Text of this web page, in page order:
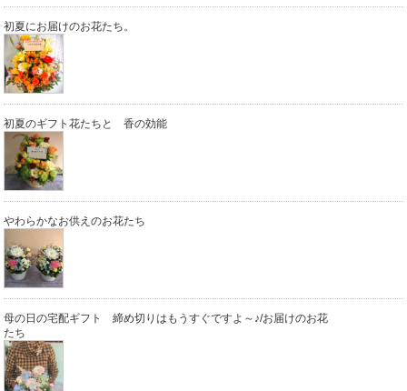
初夏にお届けのお花たち。
初夏のギフト花たちと 香の効能
やわらかなお供えのお花たち
母の日の宅配ギフト 締め切りはもうすぐですよ～♪/お届けのお花
たち